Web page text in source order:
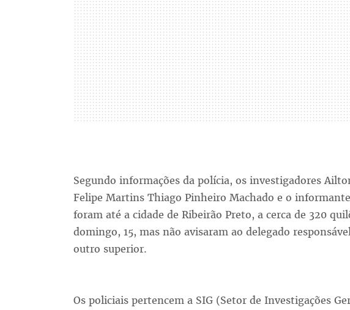
Segundo informações da polícia, os investigadores
Felipe Martins Thiago Pinheiro Machado e o
foram até a cidade de Ribeirão Preto, a cerca de 320
domingo, 15, mas não avisaram ao delegado
outro superior.
Os policiais pertencem a SIG (Setor de Investigações